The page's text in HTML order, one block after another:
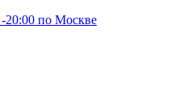
20:00 по Москве